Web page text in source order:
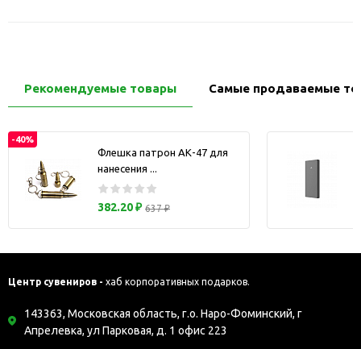
Рекомендуемые товары Самые продаваемые
-40%
Флешка патрон АК-47 для
нанесения ...
382.20 ₽ 637 ₽
Центр сувениров - хаб корпоративных подарков.
143363, Московская область, г.о. Наро-Фоминский, г
Апрелевка, ул Парковая, д. 1 офис 223